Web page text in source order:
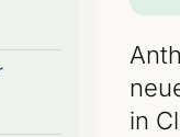
in